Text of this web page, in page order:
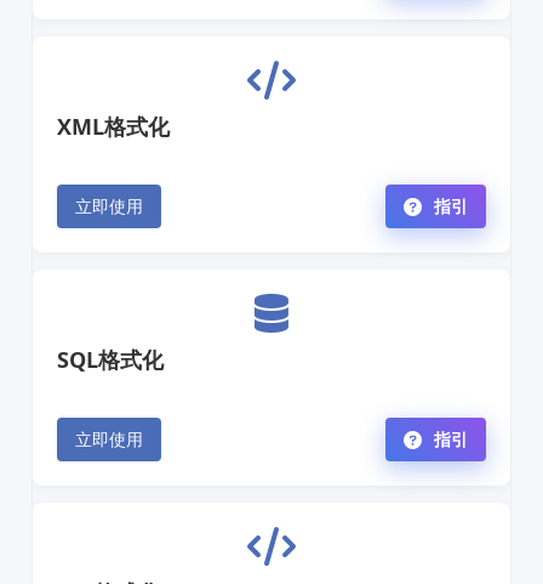
XML格式化
立即使用 指引
SQL格式化
立即使用 指引